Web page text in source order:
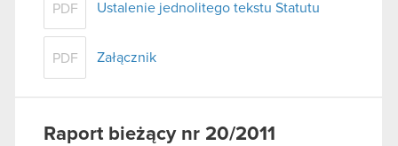
PDF Ustalenie jednolitego tekstu Statutu
PDF Załącznik
Raport bieżący nr 20/2011